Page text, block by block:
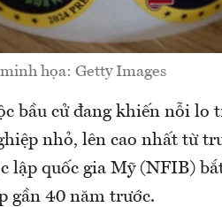
họa: Getty Images
bầu cử đang khiến nỗi lo
nhỏ, lên cao nhất từ
lập quốc gia Mỹ (NFIB)
gần 40 năm trước.